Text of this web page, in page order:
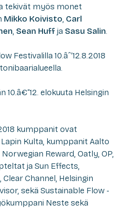
tekivät myös monet
Mikko Koivisto, Carl
, Sean Huff ja Sasu Salin.
Festivalilla 10.âˆ’12.8.2018
10.â€“12. elokuuta Helsingin
kumppanit ovat
Kulta, kumppanit Aalto
Reward, Oatly, OP,
ja Sun Effects,
Channel, Helsingin
sekä Sustainable Flow -
Neste sekä